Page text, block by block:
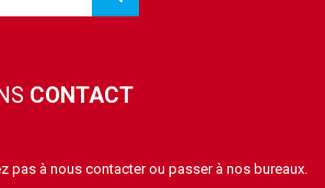
CONTACT
pas à nous contacter ou passer à nos bureaux.